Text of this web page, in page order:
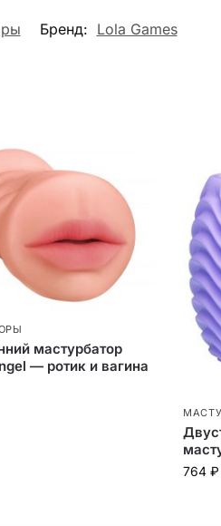
Бренд: Lola Games
мастурбатор
— ротик и вагина
764₽